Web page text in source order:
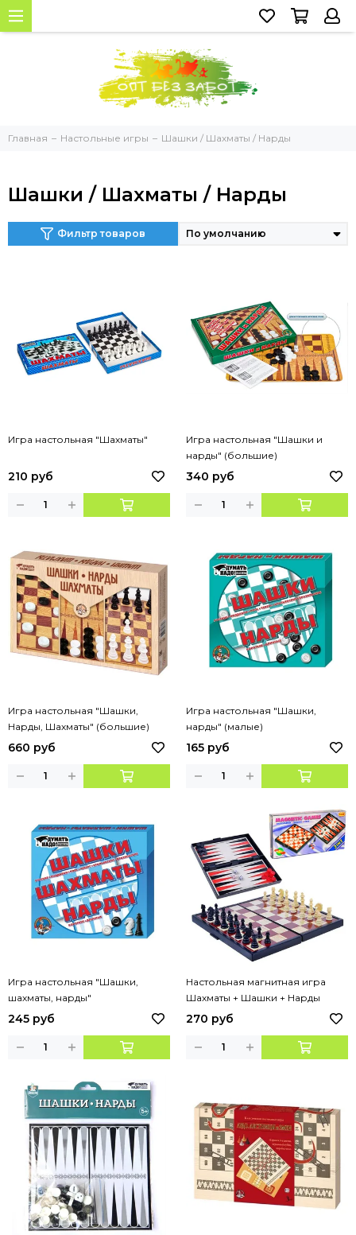
Главная Настольные игры Шашки / Шахматы / Нарды
Шашки / Шахматы / Нарды
Фильтр товаров
Игра настольная "Шахматы"
210 руб
Игра настольная "Шашки и
нарды" (большие)
340 руб
Игра настольная "Шашки,
Нарды, Шахматы" (большие)
660 руб
Игра настольная "Шашки,
нарды" (малые)
165 руб
Игра настольная "Шашки,
шахматы, нарды"
245 руб
Настольная магнитная игра
Шахматы + Шашки + Нарды
270 руб